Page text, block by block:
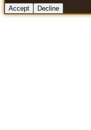
Accept Decline